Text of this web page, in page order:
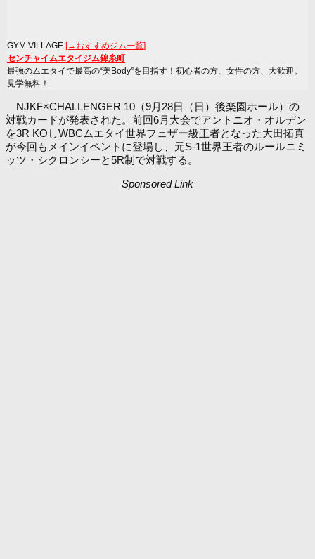
GYM VILLAGE [→おすすめジム一覧]
センチャイムエタイジム錦糸町
最強のムエタイで最高の“美Body”を目指す！初心者の方、女性の方、大歓迎。
見学無料！
NJKF×CHALLENGER 10（9月28日（日）後楽園ホール）の
対戦カードが発表された。前回6月大会でアントニオ・オルデン
を3R KOしWBCムエタイ世界フェザー級王者となった大田拓真
が今回もメインイベントに登場し、元S-1世界王者のルールニミ
ッツ・シクロンシーと5R制で対戦する。
Sponsored Link